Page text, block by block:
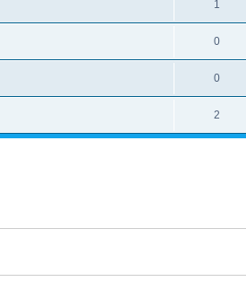
1
0
0
2